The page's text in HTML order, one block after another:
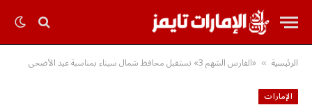
الرئيسية » «الفارس الشهم 3» تستقبل محافظ شمال سيناء بمناسبة عيد الأضحى
الإمارات